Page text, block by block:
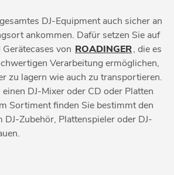
DJ-Equipment auch sicher an
ankommen. Dafür setzen Sie auf
von ROADINGER, die es
Verarbeitung ermöglichen,
zu lagern wie auch zu transportieren.
DJ-Mixer oder CD oder Platten
Sortiment finden Sie bestimmt den
DJ-Zubehör, Plattenspieler oder DJ-